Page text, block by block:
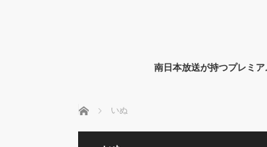
南日本放送が持つプレミ
ホーム いぬ